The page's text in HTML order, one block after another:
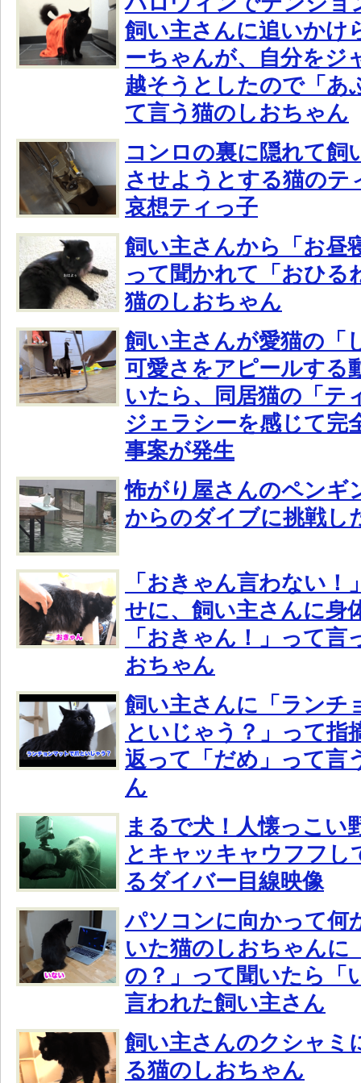
飼い主さんに追いかけ
ーちゃんが、自分をジ
越そうとしたので「あ
て言う猫のしおちゃん
コンロの裏に隠れて飼
させようとする猫のテ
哀想ティっ子
飼い主さんから「お昼
って聞かれて「おひる
猫のしおちゃん
飼い主さんが愛猫の「
可愛さをアピールする
いたら、同居猫の「テ
ジェラシーを感じて完
事案が発生
怖がり屋さんのペンギ
からのダイブに挑戦し
「おきゃん言わない！
せに、飼い主さんに身
「おきゃん！」って言
おちゃん
飼い主さんに「ランチ
といじゃう？」って指
返って「だめ」って言
ん
まるで犬！人懐っこい
とキャッキャウフフし
るダイバー目線映像
パソコンに向かって何
いた猫のしおちゃんに
の？」って聞いたら「
言われた飼い主さん
飼い主さんのクシャミ
る猫のしおちゃん